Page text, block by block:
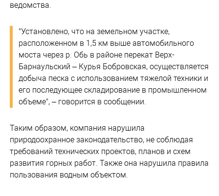
ведомства.
"Установлено, что на земельном участке,
расположенном в 1,5 км выше автомобильного
моста через р. Обь в районе перекат Верх-
Барнаульский – Курья Бобровская, осуществляется
добыча песка с использованием тяжелой техники и
его последующее складирование в промышленном
объеме", – говорится в сообщении.
Таким образом, компания нарушила
природоохранное законодательство, не соблюдая
требований технических проектов, планов и схем
развития горных работ. Также она нарушила правила
пользования водным объектом.